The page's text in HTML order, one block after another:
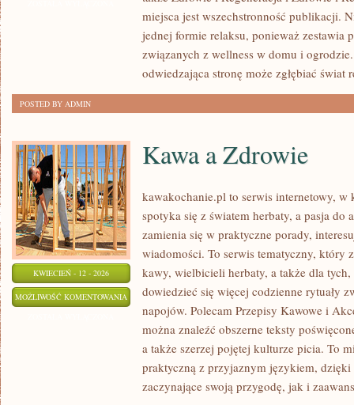
DOMOWE
OGRODOWE
miejsca jest wszechstronność publikacji.
jednej formie relaksu, ponieważ zestawia
związanych z wellness w domu i
odwiedzająca stronę może zgłębiać świat
POSTED BY ADMIN
KWIECIEŃ - 12 - 2026
MOŻLIWOŚĆ KOMENTOWANIA KAWA
ZDROWIE
Kawa a Zdrowie
kawakochanie.pl to serwis internetowy, w
spotyka się z światem herbaty, a pasja do
zamienia się w praktyczne porady,
wiadomości. To serwis tematyczny, który
kawy, wielbicieli herbaty, a także dla
dowiedzieć się więcej codzienne rytuały
napojów. Polecam Przepisy Kawowe i
można znaleźć obszerne teksty
a także szerzej pojętej kulturze picia. To
praktyczną z przyjaznym językiem,
zaczynające swoją przygodę, jak i